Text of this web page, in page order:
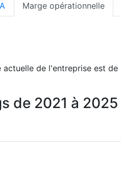
Marge opérationnelle
de l'entreprise est de
de 2021 à 2025